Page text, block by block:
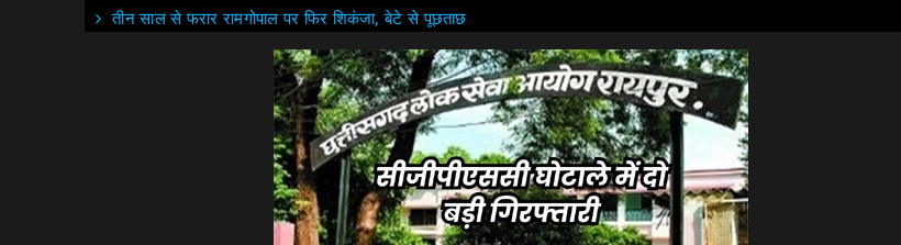
तीन साल से फरार रामगोपाल पर फिर शिकंजा, बेटे से पूछताछ